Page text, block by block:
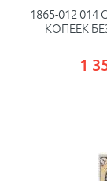
1865-012
КОПЕЕК
1